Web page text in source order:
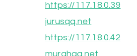
https://117.18.0.39
jurusqq.net
https://117.18.0.42
murahqq.net